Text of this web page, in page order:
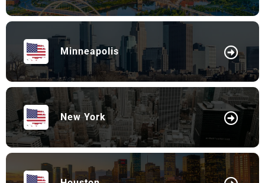
Minneapolis
New York